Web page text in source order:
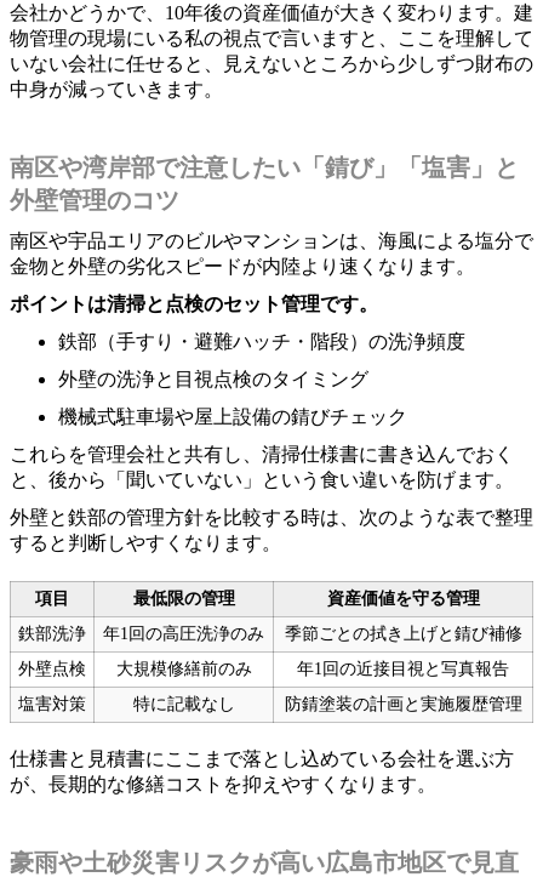
会社かどうかで、10年後の資産価値が大きく変わります。建
物管理の現場にいる私の視点で言いますと、ここを理解して
いない会社に任せると、見えないところから少しずつ財布の
中身が減っていきます。
南区や湾岸部で注意したい「錆び」「塩害」と
外壁管理のコツ
南区や宇品エリアのビルやマンションは、海風による塩分で
金物と外壁の劣化スピードが内陸より速くなります。
ポイントは清掃と点検のセット管理です。
鉄部（手すり・避難ハッチ・階段）の洗浄頻度
外壁の洗浄と目視点検のタイミング
機械式駐車場や屋上設備の錆びチェック
これらを管理会社と共有し、清掃仕様書に書き込んでおく
と、後から「聞いていない」という食い違いを防げます。
外壁と鉄部の管理方針を比較する時は、次のような表で整理
すると判断しやすくなります。
項目 最低限の管理
資産価値を守る管理
鉄部洗浄
年1回の高圧洗浄のみ
季節ごとの拭き上げと錆び補修
外壁点検
大規模修繕前のみ
年1回の近接目視と写真報告
塩害対策
特に記載なし 防錆塗装の計画と実施履歴管理
仕様書と見積書にここまで落とし込めている会社を選ぶ方
が、長期的な修繕コストを抑えやすくなります。
豪雨や土砂災害リスクが高い広島市地区で見直